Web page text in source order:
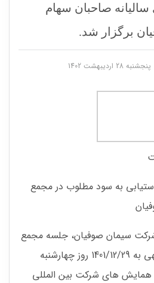
صاحبان سهام
برگزار شد.
پنجشنبه 28 اردیبهشت 1402
به سود مطلوب در مجمع
سیمان صوفیان، جلسه مجمع
عمومی عادی سالیانه منتهی به 1401/12/29 روز چهار‌شنبه
سالن همايش هاى شركت بين المللى